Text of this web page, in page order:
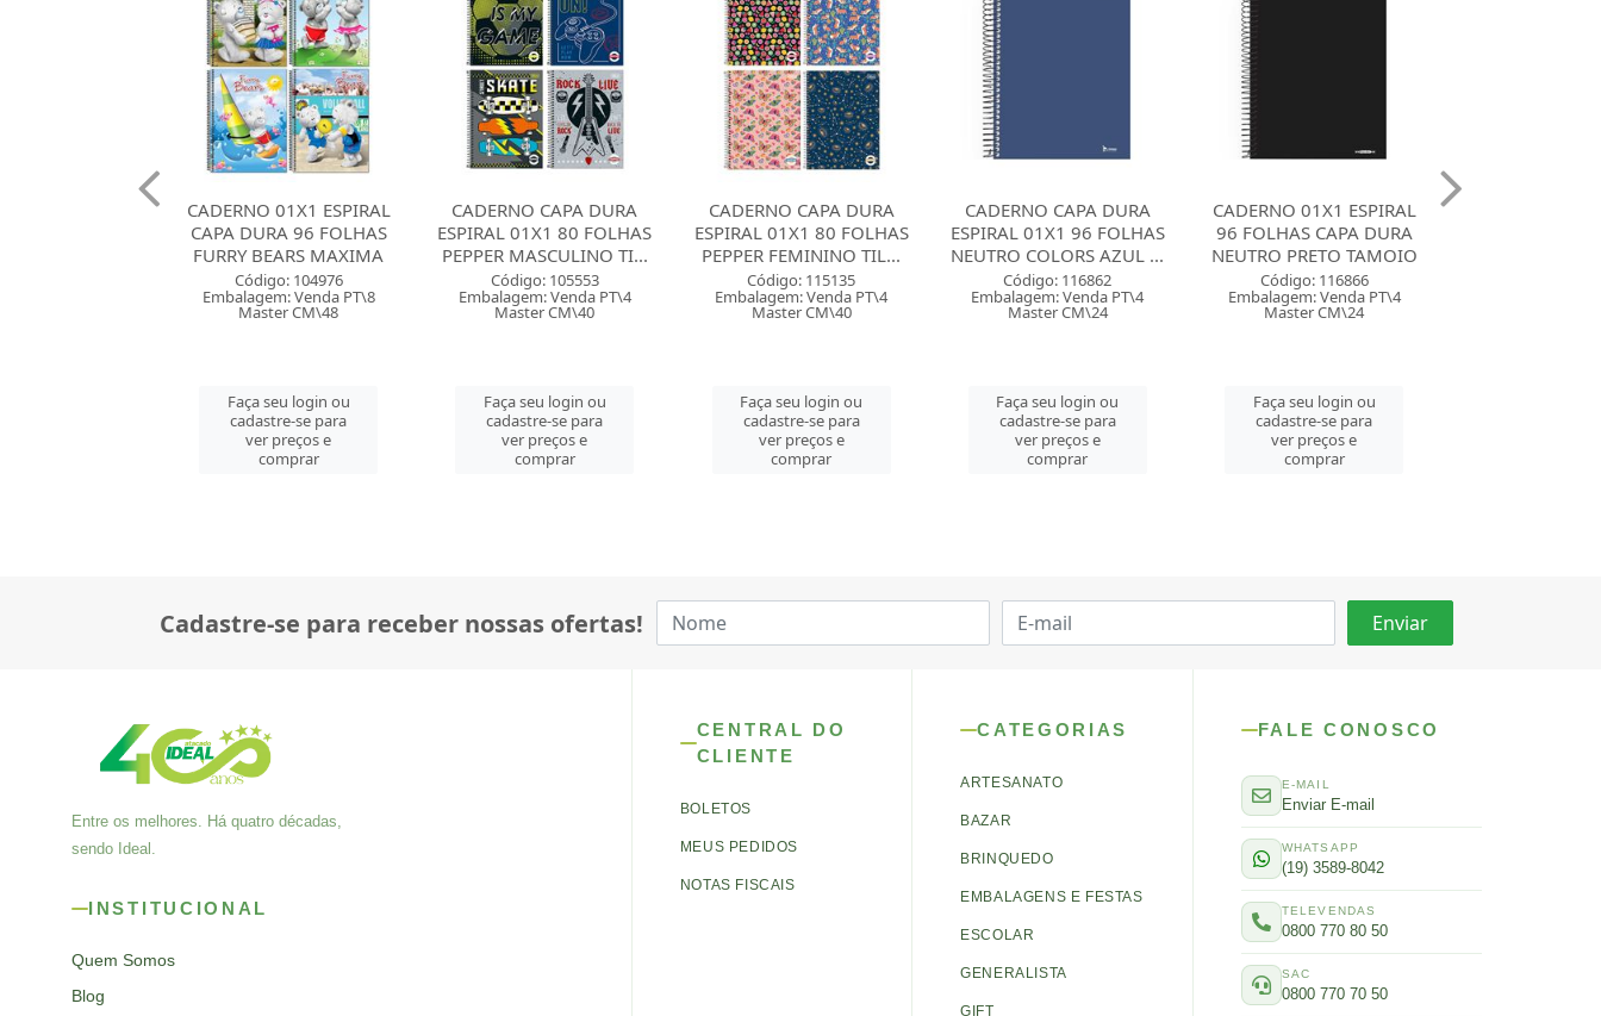
CADERNO CAPA DURA
ESPIRAL 01X1 80 FOLHAS
PEPPER MASCULINO TI...
Código: 105553
Embalagem: Venda PT\4
Master CM\40
Faça seu login ou
cadastre-se para
ver preços e
comprar
CADERNO CAPA DURA
ESPIRAL 01X1 80 FOLHAS
PEPPER FEMININO TIL...
Código: 115135
Embalagem: Venda PT\4
Master CM\40
Faça seu login ou
cadastre-se para
ver preços e
comprar
CADERNO CAPA DURA
ESPIRAL 01X1 96 FOLHAS
NEUTRO COLORS AZUL ...
Código: 116862
Embalagem: Venda PT\4
Master CM\24
Faça seu login ou
cadastre-se para
ver preços e
comprar
CADERNO 01X1 ESPIRAL
96 FOLHAS CAPA DURA
NEUTRO PRETO TAMOIO
Código: 116866
Embalagem: Venda PT\4
Master CM\24
Faça seu login ou
cadastre-se para
ver preços e
comprar
CADERNO 01X1 ESPIRAL
CAPA DURA 96 FOLHAS
UNICORNS MAXIMA
Código: 118455
Embalagem: Venda PT\8
Master CM\48
Faça seu login ou
cadastre-se para
ver preços e
comprar
Cadastre-se para receber nossas ofertas!
Entre os melhores. Há quatro décadas,
sendo Ideal.
INSTITUCIONAL
Quem Somos
Blog
CENTRAL DO
CLIENTE
BOLETOS
MEUS PEDIDOS
NOTAS FISCAIS
CATEGORIAS
ARTESANATO
BAZAR
BRINQUEDO
EMBALAGENS E FESTAS
ESCOLAR
GENERALISTA
GIFT
FALE CONOSCO
E-MAIL
Enviar E-mail
WHATSAPP
(19) 3589-8042
TELEVENDAS
0800 770 80 50
SAC
0800 770 70 50